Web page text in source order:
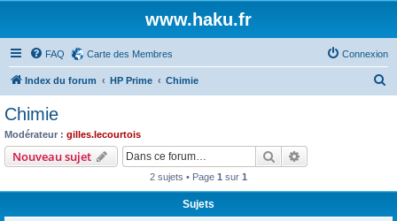
www.haku.fr
FAQ Carte des Membres Connexion
Index du forum HP Prime Chimie
Chimie
Modérateur : gilles.lecourtois
Nouveau sujet Rechercher
2 sujets • Page 1 sur 1
Sujets